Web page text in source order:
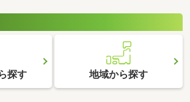
れる中古の一戸建てを紹介します。
探す 地域から探す